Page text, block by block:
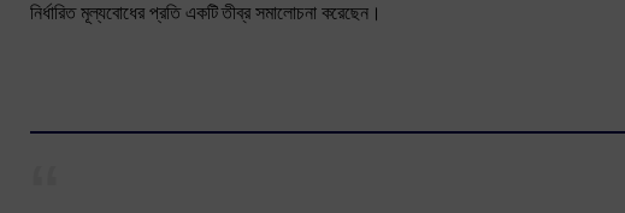
নির্ধারিত মূল্যবোধের প্রতি একটি তীব্র সমালোচনা করেছেন।